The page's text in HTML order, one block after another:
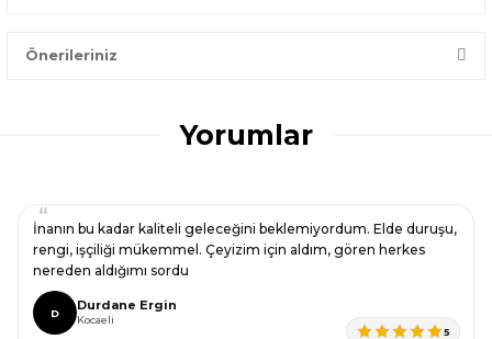
Önerileriniz
konularda yetersiz gördüğünüz noktaları öneri formunu
kullanarak tarafımıza iletebilirsiniz.
Ürün resmi kalitesiz, bozuk veya görüntülenemiyor.
Ürün açıklamasında eksik bilgiler bulunuyor.
Ürün bilgilerinde hatalar bulunuyor.
Ürün fiyatı diğer sitelerden daha pahalı.
Yorumlar
İnanın bu kadar kaliteli geleceğini beklemiyordum. Elde duruşu,
rengi, işçiliği mükemmel. Çeyizim için aldım, gören herkes
nereden aldığımı sordu
D Durdane Ergin
Kocaeli
5